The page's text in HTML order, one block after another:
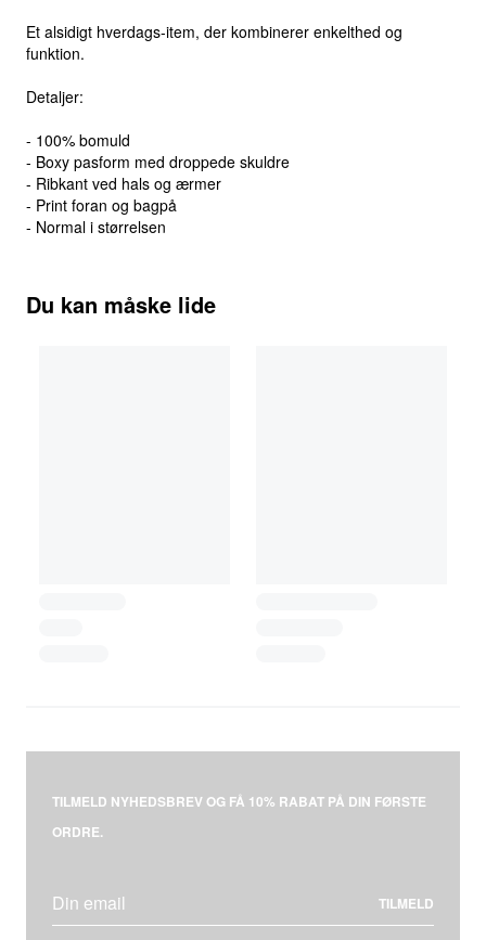
Et alsidigt hverdags-item, der kombinerer enkelthed og
funktion.
Detaljer:
- 100% bomuld
- Boxy pasform med droppede skuldre
- Ribkant ved hals og ærmer
- Print foran og bagpå
- Normal i størrelsen
Du kan måske lide
TILMELD NYHEDSBREV OG FÅ 10% RABAT PÅ DIN FØRSTE
ORDRE.
TILMELD